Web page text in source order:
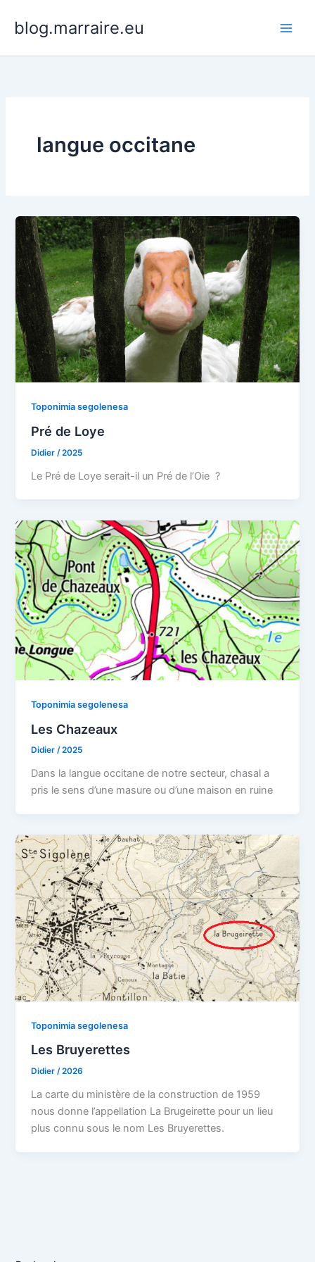
blog.marraire.eu
langue occitane
Toponimia segolenesa
Pré de Loye
Didier /2025
Le Pré de Loye serait-il un Pré de l’Oie ?
Toponimia segolenesa
Les Chazeaux
Didier/2025
Dans la langue occitane de notre secteur, chasal a
pris le sens d’une masure ou d’une maison en ruine
Toponimia segolenesa
Les Bruyerettes
Didier/2026
La carte du ministère de la construction de 1959
nous donne l’appellation La Brugeirette pour un lieu
plus connu sous le nom Les Bruyerettes.